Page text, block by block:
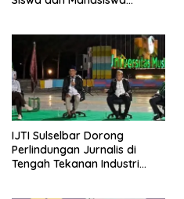
IJTI Sulselbar Dorong
Perlindungan Jurnalis di
Tengah Tekanan Industri